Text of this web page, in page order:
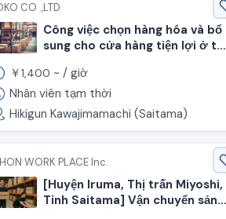
CO .,LTD
Công việc chọn hàng hóa và bổ
sung cho cửa hàng tiện lợi ở thị
Saitama
￥1,400 ~ /giờ
Nhân viên tạm thời
Hikigun Kawajimamachi (Saitama)
WORK PLACE Inc.
[Huyện Iruma, Thị trấn Miyoshi,
Tỉnh Saitama] Vận chuyển sản